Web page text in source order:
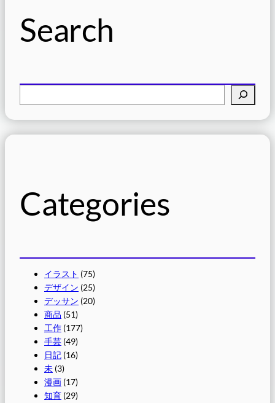
Search
索
Categories
イラスト (75)
デザイン (25)
デッサン (20)
商品 (51)
工作 (177)
手芸 (49)
日記 (16)
未 (3)
漫画 (17)
知育 (29)